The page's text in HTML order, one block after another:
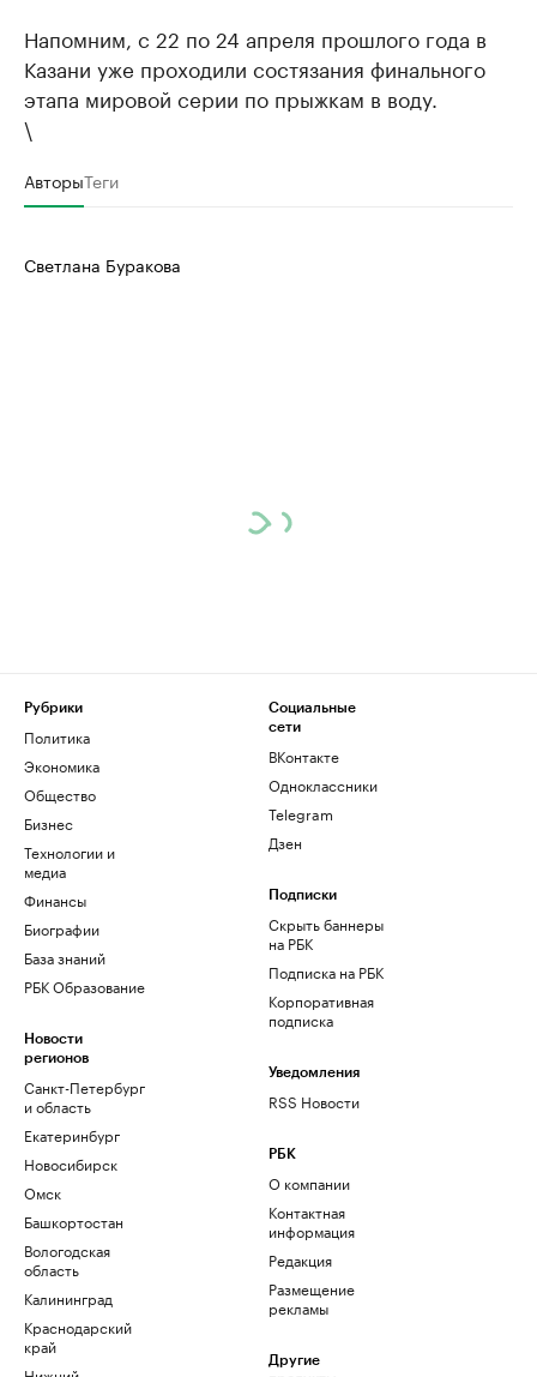
Напомним, с 22 по 24 апреля прошлого года в
Казани уже проходили состязания финального
этапа мировой серии по прыжкам в воду.
\
АвторыТеги
Светлана Буракова
Рубрики
Политика
Экономика
Общество
Бизнес
Технологии и
медиа
Финансы
Биографии
База знаний
РБК Образование
Новости
регионов
Санкт-Петербург
и область
Екатеринбург
Новосибирск
Омск
Башкортостан
Вологодская
область
Калининград
Краснодарский
край
Социальные
сети
ВКонтакте
Одноклассники
Telegram
Дзен
Подписки
Скрыть баннеры
на РБК
Подписка на РБК
Корпоративная
подписка
Уведомления
RSS Новости
РБК
О компании
Контактная
информация
Редакция
Размещение
рекламы
Другие